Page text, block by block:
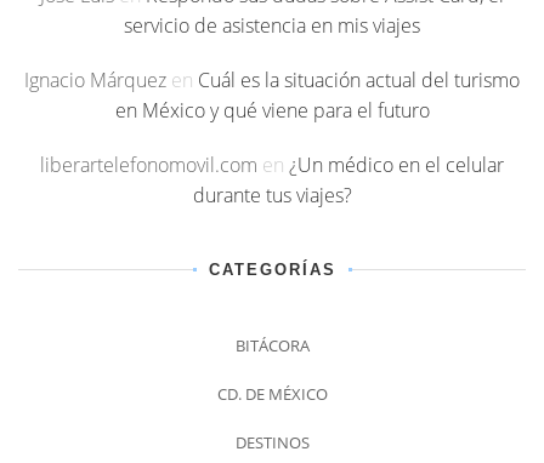
servicio de asistencia en mis viajes
Ignacio Márquez en Cuál es la situación actual del turismo
en México y qué viene para el futuro
liberartelefonomovil.com en ¿Un médico en el celular
durante tus viajes?
CATEGORÍAS
BITÁCORA
CD. DE MÉXICO
DESTINOS